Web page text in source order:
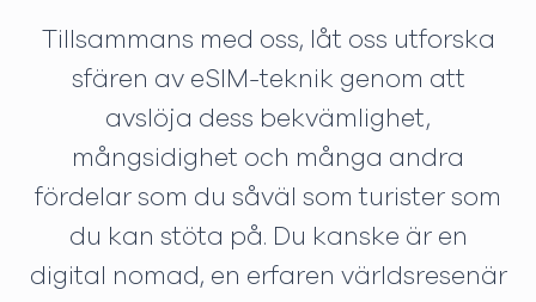
Tillsammans med oss, låt oss utforska
sfären av eSIM-teknik genom att
avslöja dess bekvämlighet,
mångsidighet och många andra
fördelar som du såväl som turister som
du kan stöta på. Du kanske är en
digital nomad, en erfaren världsresenär